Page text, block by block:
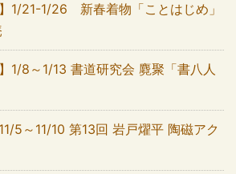
】1/21-1/26 新春着物「ことはじめ」
1/8～1/13 書道研究会 麑聚「書八人
5～11/10 第13回 岩戸燿平 陶磁アク